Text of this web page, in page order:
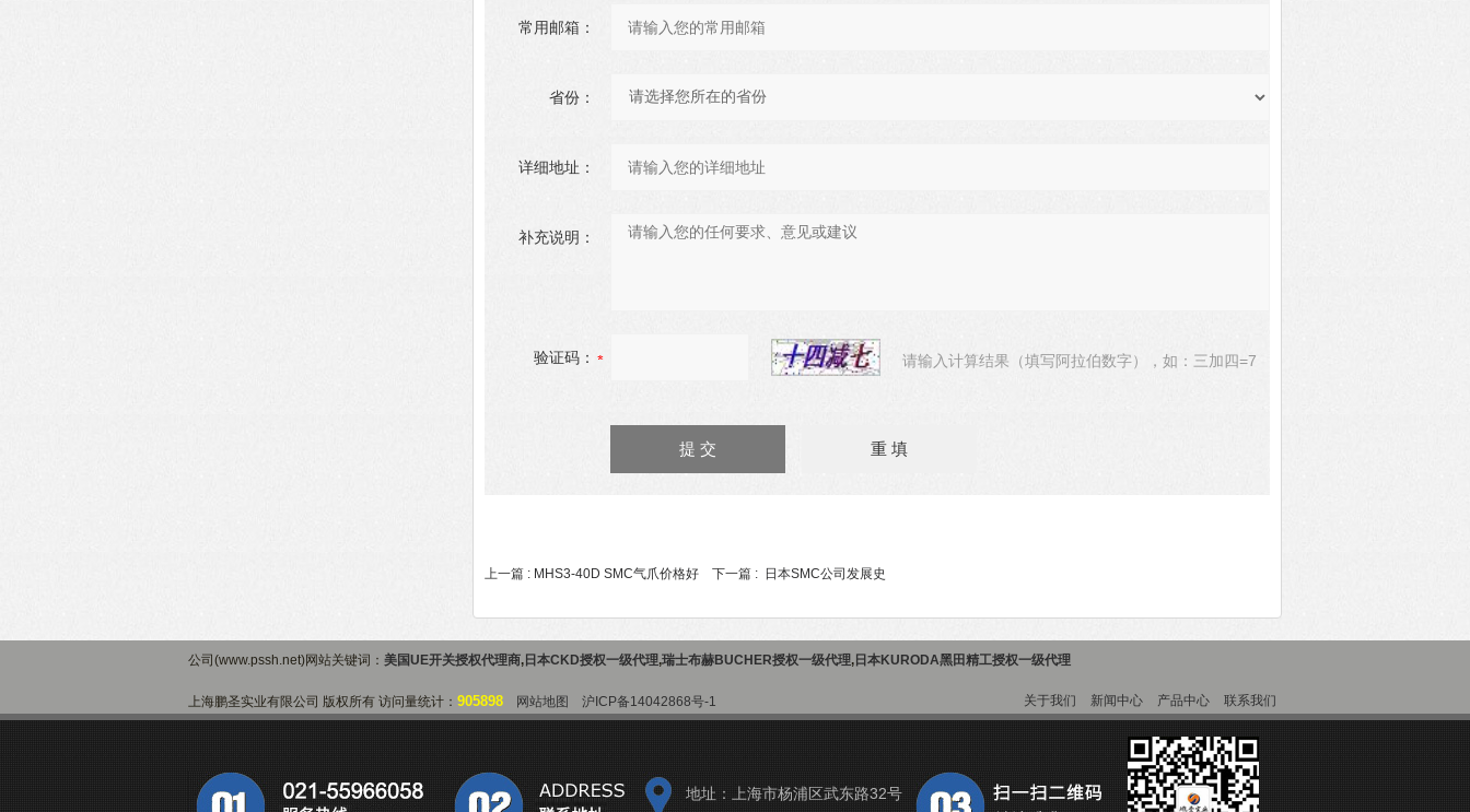
常用邮箱：
省份：
详细地址：
补充说明：
验证码： 请输入计算结果（填写阿拉伯数字），如：三加四=7
上一篇 : MHS3-40D SMC气爪价格好 下一篇 : 日本SMC公司发展史
公司(www.pssh.net)网站关键词： 美国UE开关授权代理商, 日本CKD授权一级代理,瑞士布赫BUCHER授权一级代理, 日本KURODA黑田精工授权一级代理
上海鹏圣实业有限公司 版权所有 访问量统计： 905898 网站地图 沪ICP备14042868号-1 关于我们 新闻中心 产品中心 联系我们
地址：上海市杨浦区武东路32号